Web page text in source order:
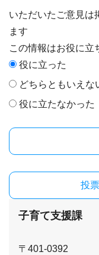
いただいたご意見は
ます
この情報はお役に立
役に立った
どちらともいえな
役に立たなかった
投
子育て支援課
〒401-0392